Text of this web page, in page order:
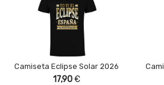
Camiseta Eclipse Solar 2026
17,90€